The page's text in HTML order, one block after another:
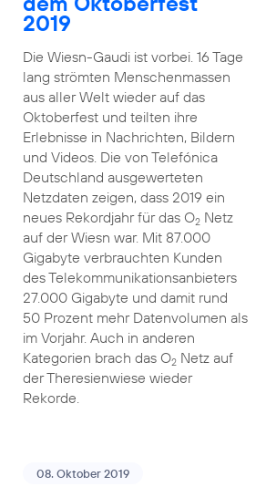
2019
Die Wiesn-Gaudi ist vorbei. 16 Tage
lang strömten Menschenmassen
aus aller Welt wieder auf das
Oktoberfest und teilten ihre
Erlebnisse in Nachrichten, Bildern
und Videos. Die von Telefónica
Deutschland ausgewerteten
Netzdaten zeigen, dass 2019 ein
neues Rekordjahr für das O2Netz
auf der Wiesn war. Mit 87.000
Gigabyte verbrauchten Kunden
des Telekommunikationsanbieters
27.000 Gigabyte und damit rund
50 Prozent mehr Datenvolumen als
im Vorjahr. Auch in anderen
Kategorien brach das O2Netz auf
der Theresienwiese wieder
Rekorde.
08. Oktober 2019